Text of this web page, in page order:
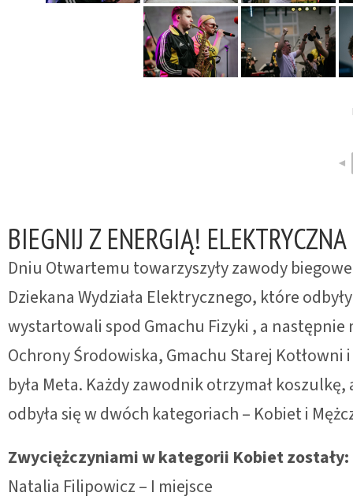
◄
BIEGNIJ Z ENERGIĄ!
Dniu Otwartemu towarzyszyły zawody
Dziekana Wydziała Elektrycznego, które
wystartowali spod Gmachu Fizyki , a
Ochrony Środowiska, Gmachu Starej
była Meta. Każdy zawodnik otrzymał
odbyła się w dwóch kategoriach – Kobiet i
Zwyciężczyniami w kategorii Kobiet zostały:
Natalia Filipowicz – I miejsce